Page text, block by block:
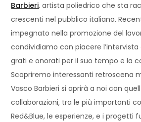
Barbieri, artista poliedrico che sta
crescenti nel pubblico italiano.
impegnato nella promozione del
condividiamo con piacere
grati e onorati per il suo tempo e la
Scopriremo interessanti retroscena
Vasco Barbieri si aprirà a noi con
collaborazioni, tra le più importanti
Red&Blue, le esperienze, e i progetti